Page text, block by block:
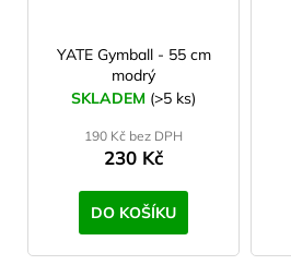
YATE Gymball - 55 cm
modrý
SKLADEM (>5 ks)
190 Kč bez DPH
230 Kč
DO KOŠÍKU